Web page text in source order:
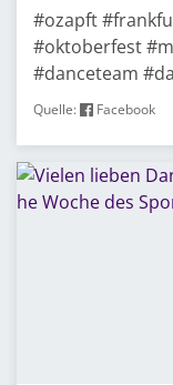
#ozapft
#oktoberfest
#danceteam
Quelle: Facebook